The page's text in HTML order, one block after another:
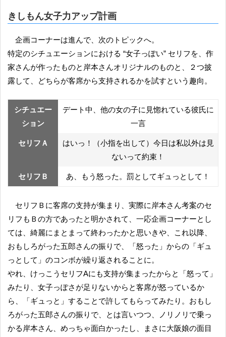
きしもん女子力アップ計画
企画コーナーは進んで、次のトピックへ。
特定のシチュエーションにおける “女子っぽい” セリフを、作
家さんが作ったものと岸本さんオリジナルのものと、２つ披
露して、どちらが客席から支持されるかを試すという趣向。
シチュエー
ション
デート中、他の女の子に見惚れている彼氏に
一言
セリフＡ
はいっ！（小指を出して）今日は私以外は見
ないって約束！
セリフＢ あ、もう怒った。罰としてギュっとして！
セリフＢに客席の支持が集まり、実際に岸本さん考案のセ
リフもＢの方であったと明かされて、一応企画コーナーとし
ては、綺麗にまとまって終わったかと思いきや、これ以降、
おもしろがった五郎さんの振りで、「怒った」からの「ギュ
っとして」のコンボが繰り返されることに。
やれ、けっこうセリフAにも支持が集まったからと「怒って」
みたり、女子っぽさが足りないからと客席が怒っているか
ら、「ギュっと」することで許してもらってみたり。おもし
ろがった五郎さんの振りで、とは言いつつ、ノリノリで乗っ
かる岸本さん、めっちゃ面白かったし、まさに大阪娘の面目